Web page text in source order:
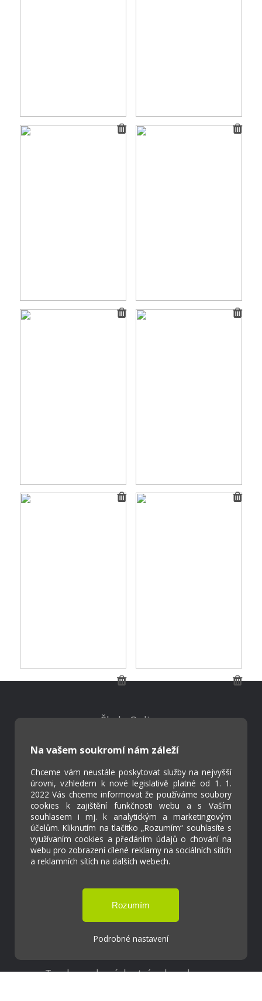
Na vašem soukromí nám záleží
Chceme vám neustále poskytovat služby na nejvyšší
úrovni, vzhledem k nové legislativě platné od 1. 1.
2022 Vás chceme informovat že používáme soubory
cookies k zajištění funkčnosti webu a s Vaším
souhlasem i mj. k analytickým a marketingovým
účelům. Kliknutím na tlačítko „Rozumím“ souhlasíte s
využívaním cookies a předáním údajů o chování na
webu pro zobrazení cílené reklamy na sociálních sítích
a reklamních sítích na dalších webech.
Podrobné nastavení
Škola Online
Kontakty
Projekty
Virtuální prohlídka
Cookies
Přístupnost
Přihlášení
Lhota
Tvorba webových stránek weboa.cz